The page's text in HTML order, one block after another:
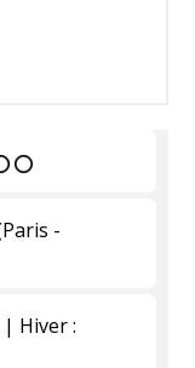
-
| Hiver :